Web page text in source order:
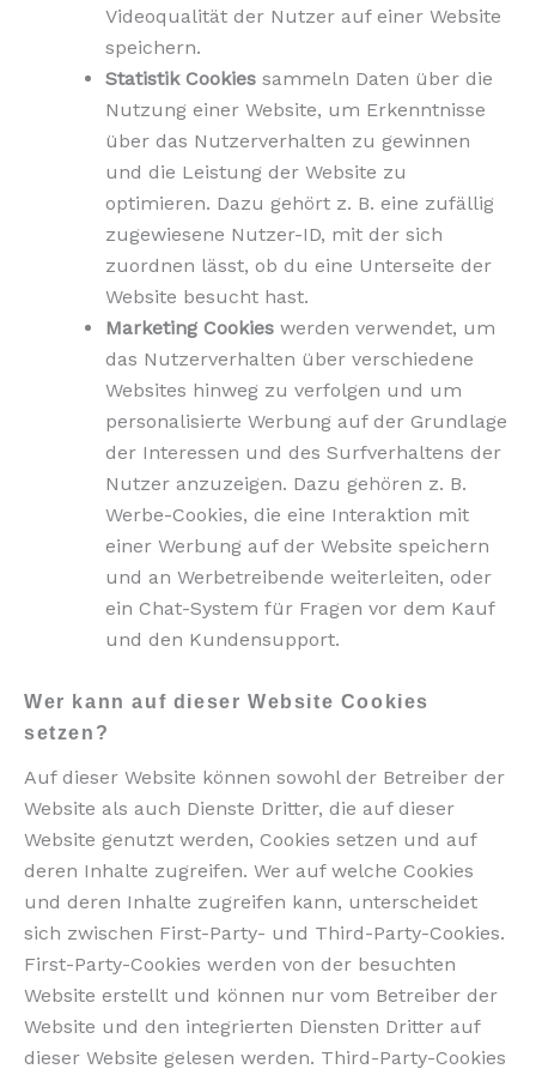
Videoqualität der Nutzer auf einer Website
speichern.
Statistik Cookies sammeln Daten über die
Nutzung einer Website, um Erkenntnisse
über das Nutzerverhalten zu gewinnen
und die Leistung der Website zu
optimieren. Dazu gehört z. B. eine zufällig
zugewiesene Nutzer-ID, mit der sich
zuordnen lässt, ob du eine Unterseite der
Website besucht hast.
Marketing Cookies werden verwendet, um
das Nutzerverhalten über verschiedene
Websites hinweg zu verfolgen und um
personalisierte Werbung auf der Grundlage
der Interessen und des Surfverhaltens der
Nutzer anzuzeigen. Dazu gehören z. B.
Werbe-Cookies, die eine Interaktion mit
einer Werbung auf der Website speichern
und an Werbetreibende weiterleiten, oder
ein Chat-System für Fragen vor dem Kauf
und den Kundensupport.
Wer kann auf dieser Website Cookies
setzen?
Auf dieser Website können sowohl der Betreiber der
Website als auch Dienste Dritter, die auf dieser
Website genutzt werden, Cookies setzen und auf
deren Inhalte zugreifen. Wer auf welche Cookies
und deren Inhalte zugreifen kann, unterscheidet
sich zwischen First-Party- und Third-Party-Cookies.
First-Party-Cookies werden von der besuchten
Website erstellt und können nur vom Betreiber der
Website und den integrierten Diensten Dritter auf
dieser Website gelesen werden. Third-Party-Cookies